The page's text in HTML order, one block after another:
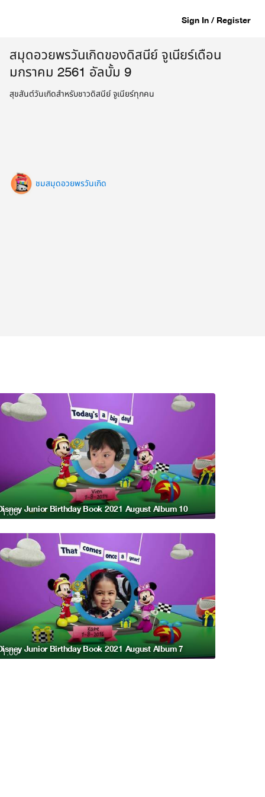
Sign In / Register
สมุดอวยพรวันเกิดของดิสนีย์ จูเนียร์เดือน
มกราคม 2561 อัลบั้ม 9
สุขสันต์วันเกิดสำหรับชาวดิสนีย์ จูเนียร์ทุกคน
ชมสมุดอวยพรวันเกิด
1:00 Junior Birthday Book 2021 August Album 10
1:00 Junior Birthday Book 2021 August Album 7